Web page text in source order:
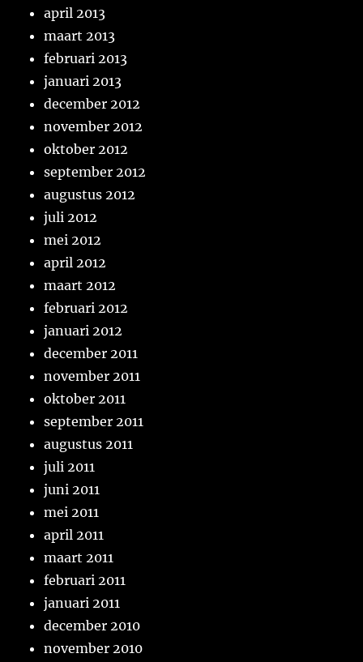
april 2013
maart 2013
februari 2013
januari 2013
december 2012
november 2012
oktober 2012
september 2012
augustus 2012
juli 2012
mei 2012
april 2012
maart 2012
februari 2012
januari 2012
december 2011
november 2011
oktober 2011
september 2011
augustus 2011
juli 2011
juni 2011
mei 2011
april 2011
maart 2011
februari 2011
januari 2011
december 2010
november 2010